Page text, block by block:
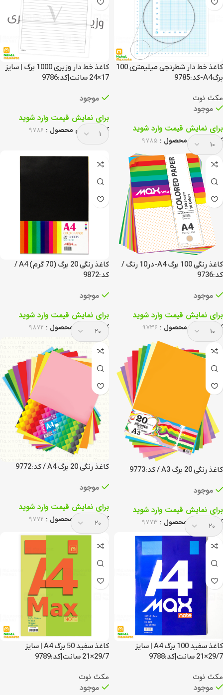
کاغذ خط دار شطرنجی میلیمتری 100
برگA4-کد:9785
مکث نوت
موجود
برای نمایش قیمت وارد شوید
کد انحصاری محصول : 9785
کاغذ خط دار وزیری 1000 برگ | سایز
17×24 سانت|کد:9786
موجود
برای نمایش قیمت وارد شوید
کد انحصاری محصول : 9786
کاغذ رنگی 100 برگ A4-در10 رنگ /
کد:9736
موجود
برای نمایش قیمت وارد شوید
کد انحصاری محصول : 9736
کاغذ رنگی 20 برگ (70 گرم) A4 /
کد:9872
موجود
برای نمایش قیمت وارد شوید
کد انحصاری محصول : 9872
کاغذ رنگی 20 برگ A3 / کد:9773
موجود
برای نمایش قیمت وارد شوید
کد انحصاری محصول : 9773
کاغذ رنگی 20 برگ A4 / کد:9772
موجود
برای نمایش قیمت وارد شوید
کد انحصاری محصول : 9772
کاغذ سفید 100 برگ A4 | سایز
29/7×21 سانت|کد:9788
مکث نوت
موجود
کاغذ سفید 50 برگ A4 | سایز
29/7×21 سانت|کد:9789
مکث نوت
موجود